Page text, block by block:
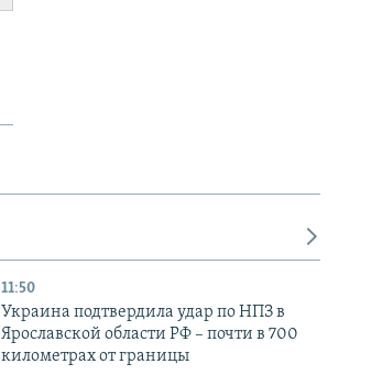
11:50
Украина подтвердила удар по НПЗ в
Ярославской области РФ – почти в 700
километрах от границы